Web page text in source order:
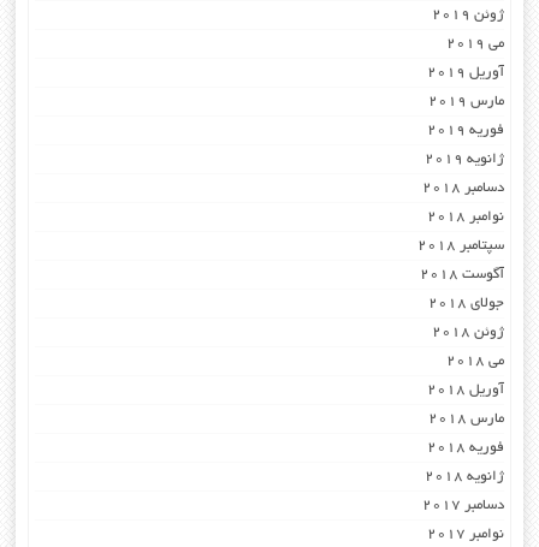
ژوئن 2019
می 2019
آوریل 2019
مارس 2019
فوریه 2019
ژانویه 2019
دسامبر 2018
نوامبر 2018
سپتامبر 2018
آگوست 2018
جولای 2018
ژوئن 2018
می 2018
آوریل 2018
مارس 2018
فوریه 2018
ژانویه 2018
دسامبر 2017
نوامبر 2017